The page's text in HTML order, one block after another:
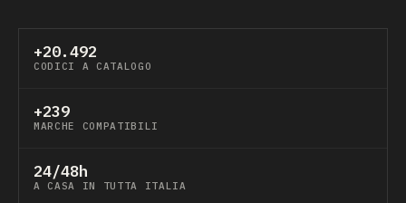
+20.492
CODICI A CATALOGO
+239
MARCHE COMPATIBILI
24/48h
A CASA IN TUTTA ITALIA